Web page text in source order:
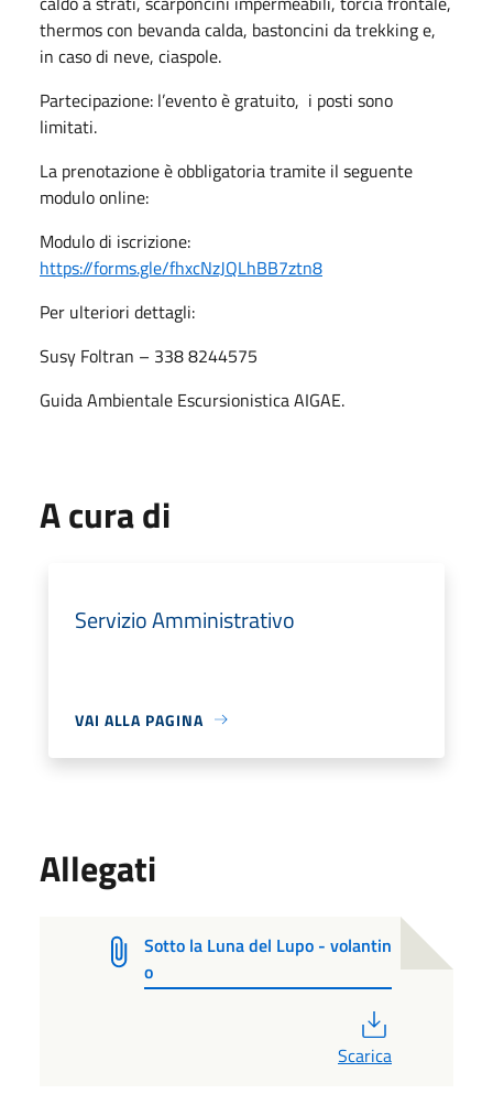
thermos con bevanda calda, bastoncini da trekking e,
in caso di neve, ciaspole.
Partecipazione: l’evento è gratuito, i posti sono
limitati.
La prenotazione è obbligatoria tramite il seguente
modulo online:
Modulo di iscrizione:
https://forms.gle/fhxcNzJQLhBB7ztn8
Per ulteriori dettagli:
Susy Foltran – 338 8244575
Guida Ambientale Escursionistica AIGAE.
A cura di
Servizio Amministrativo
VAI ALLA PAGINA
Allegati
Sotto la Luna del Lupo - volantin
o
Scarica